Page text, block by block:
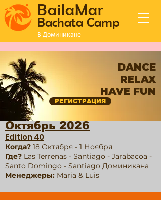
BailaMar
Bachata Camp
В Доминикане
DANCE
RELAX
HAVE FUN
РЕГИСТРАЦИЯ
Октябрь 2026
Edition 40
Когда? 18 Октября - 1 Ноября
Где? Las Terrenas - Santiago - Jarabacoa -
Santo Domingo - Santiago Доминикана
Менеджеры: Maria & Luis